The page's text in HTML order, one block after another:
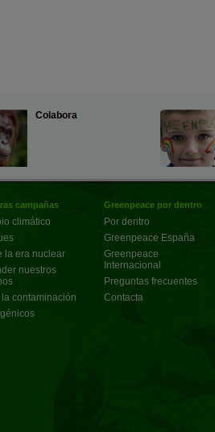
Colabora
campañas
climático
la era nuclear
nuestros
la contaminación
Greenpeace por dentro
Por dentro
Greenpeace España
Greenpeace
Internacional
Preguntas frecuentes
Contacta